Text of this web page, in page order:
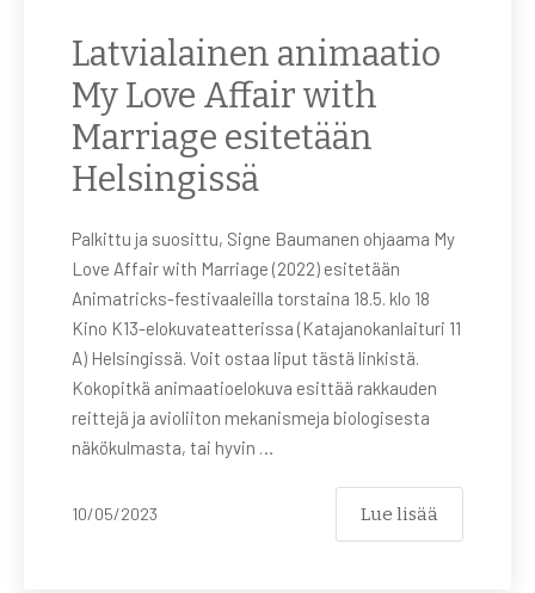
Latvialainen animaatio
My Love Affair with
Marriage esitetään
Helsingissä
Palkittu ja suosittu, Signe Baumanen ohjaama My
Love Affair with Marriage (2022) esitetään
Animatricks-festivaaleilla torstaina 18.5. klo 18
Kino K13-elokuvateatterissa (Katajanokanlaituri 11
A) Helsingissä. Voit ostaa liput tästä linkistä.
Kokopitkä animaatioelokuva esittää rakkauden
reittejä ja avioliiton mekanismeja biologisesta
näkökulmasta, tai hyvin …
10/05/2023 Lue lisää